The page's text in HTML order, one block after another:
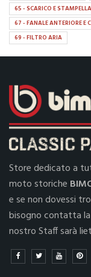
65 - SCARICO E
67 - FANALE ANTERIORE E
69 - FILTRO ARIA
Store dedicato a
moto storiche
e se non dovessi
bisogno contatta
nostro Staff sarà